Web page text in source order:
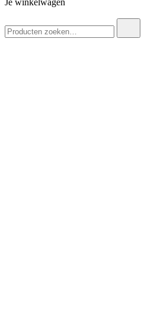
Je winkelwagen
naar: